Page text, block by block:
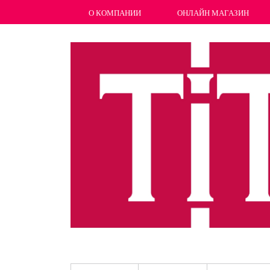
О КОМПАНИИ ОНЛАЙН МАГАЗИН